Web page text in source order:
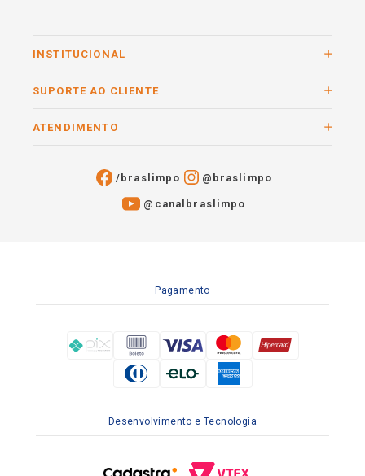
INSTITUCIONAL
SUPORTE AO CLIENTE
ATENDIMENTO
/braslimpo @braslimpo
@canalbraslimpo​
Pagamento
Desenvolvimento e Tecnologia